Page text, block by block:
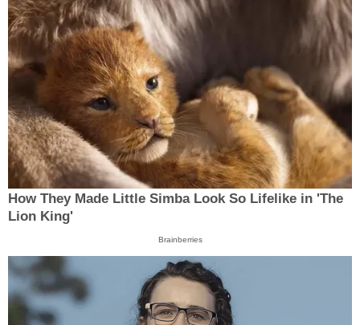
How They Made Little Simba Look So Lifelike in 'The
Lion King'
Brainberries